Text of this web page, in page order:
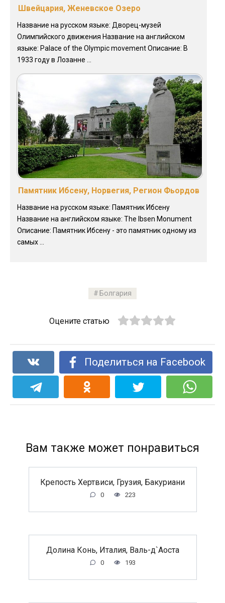
Швейцария, Женевское Озеро
Название на русском языке: Дворец-музей
Олимпийского движения Название на английском
языке: Palace of the Olympic movement Описание: В
1933 году в Лозанне ...
Памятник Ибсену, Норвегия, Регион Фьордов
Название на русском языке: Памятник Ибсену
Название на английском языке: The Ibsen Monument
Описание: Памятник Ибсену - это памятник одному из
самых ...
Болгария
Оцените статью
Поделиться на Facebook
Вам также может понравиться
Крепость Хертвиси, Грузия, Бакуриани
0 223
Долина Конь, Италия, Валь-д`Аоста
0 193